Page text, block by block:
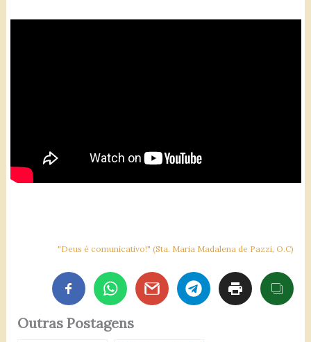
"Deus é comunicativo!" (Sta. Maria Madalena de Pazzi, O.C)
Outras Postagens